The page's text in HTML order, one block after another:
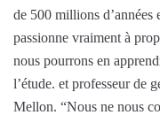
de 500 millions d’années
passionne vraiment à
nous pourrons en
l’étude. et professeur de
Mellon. “Nous ne nous